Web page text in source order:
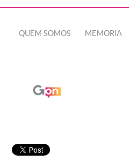
QUEM SOMOS MEMÓRIA